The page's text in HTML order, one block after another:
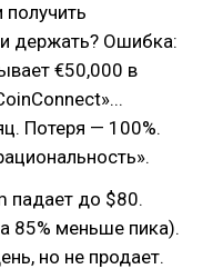
получить
держать? Ошибка:
€50,000 в
Потеря — 100%.
падает до $80.
85% меньше пика).
но не продает.